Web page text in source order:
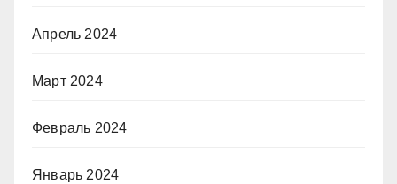
Апрель 2024
Март 2024
Февраль 2024
Январь 2024